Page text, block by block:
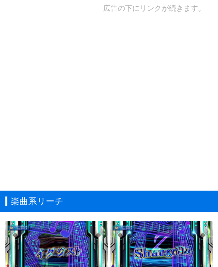
広告の下にリンクが続きます。
楽曲系リーチ